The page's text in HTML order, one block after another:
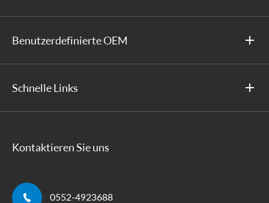
Benutzerdefinierte OEM
Schnelle Links
Kontaktieren Sie uns
 0552-4923688